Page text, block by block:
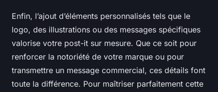
Enfin, l’ajout d’éléments personnalisés tels que le
logo, des illustrations ou des messages spécifiques
valorise votre post-it sur mesure. Que ce soit pour
renforcer la notoriété de votre marque ou pour
transmettre un message commercial, ces détails font
toute la différence. Pour maîtriser parfaitement cette